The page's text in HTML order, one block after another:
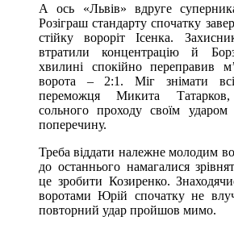
А ось «Львів» вдруге
Розіграш стандарту спочатку
стійку вороріт Ісенка.
втратили концентрацію й
хвилині спокійно переправив
ворота – 2:1. Міг знімати
переможця Микита
сольного проходу своїм
поперечину.
Треба віддати належне молодим
до останнього намагалися
це зробити Козиренко.
воротами Юрій спочатку не
повторний удар пройшов мимо.